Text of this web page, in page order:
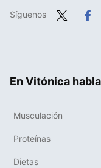
Síguenos
En Vitónica
Musculación
Proteínas
Dietas